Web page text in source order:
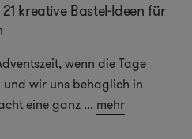
kreative Bastel-Ideen für
wenn die Tage
wir uns behaglich in
eine ganz ... mehr